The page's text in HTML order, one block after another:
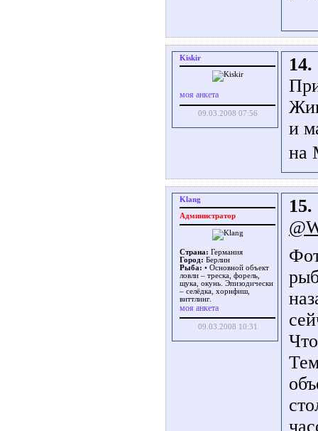
Kiskir
моя анкета
09.03.2008 07:56
14.
и
на
Klang
Администратор
Страна: Германия
Город: Берлин
Рыба: • Основной объект
ловли – треска, форель,
щука, окунь. Эпизодически
– селёдка, хорнфиш,
виттлинг.
моя анкета
09.03.2008 10:31
15.